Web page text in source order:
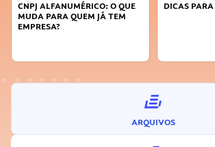
CNPJ ALFANUMÉRICO: O QUE
MUDA PARA QUEM JÁ TEM
EMPRESA?
DICAS
ARQUIVOS